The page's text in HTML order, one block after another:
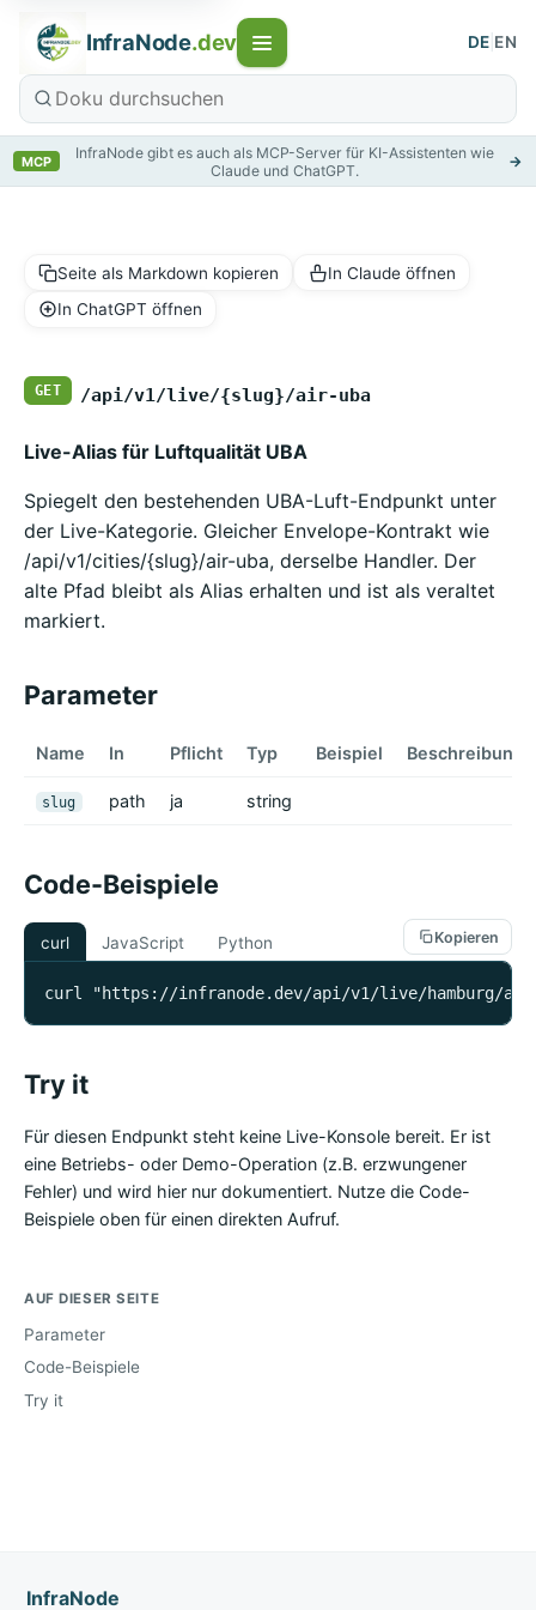
InfraNode.dev DE EN
MCP
InfraNode gibt es auch als MCP-Server für KI-Assistenten wie
Claude und ChatGPT.
→
Seite als Markdown kopieren
In Claude öffnen
In ChatGPT öffnen
GET /api/v1/live/{slug}/air-uba
Live-Alias für Luftqualität UBA
Spiegelt den bestehenden UBA-Luft-Endpunkt unter
der Live-Kategorie. Gleicher Envelope-Kontrakt wie
/api/v1/cities/{slug}/air-uba, derselbe Handler. Der
alte Pfad bleibt als Alias erhalten und ist als veraltet
markiert.
Parameter
Name In Pflicht Typ Beispiel Beschreibung
slug path ja string
Code-Beispiele
curl JavaScript Python Kopieren
curl "https://infranode.dev/api/v1/live/hamburg/
Try it
Für diesen Endpunkt steht keine Live-Konsole bereit. Er ist
eine Betriebs- oder Demo-Operation (z.B. erzwungener
Fehler) und wird hier nur dokumentiert. Nutze die Code-
Beispiele oben für einen direkten Aufruf.
AUF DIESER SEITE
Parameter
Code-Beispiele
Try it
InfraNode